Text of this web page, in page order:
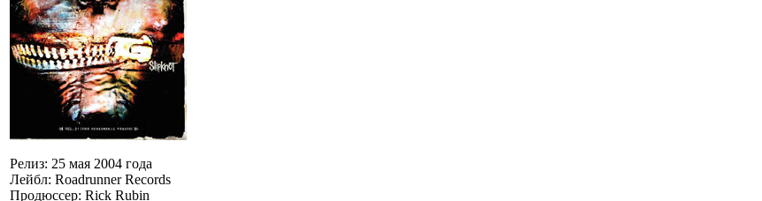
Релиз: 25 мая 2004 года
Лейбл: Roadrunner Records
Продюссер: Rick Rubin